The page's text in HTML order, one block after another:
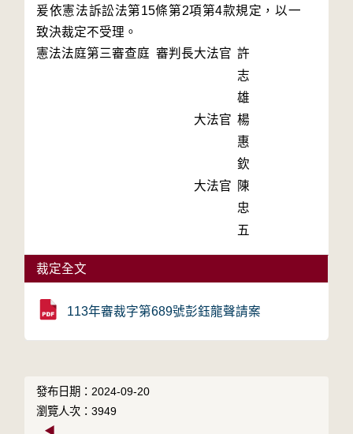
爰依憲法訴訟法第15條第2項第4款規定，以一
致決裁定不受理。
憲法法庭第三審查庭 審判長大法官 許
志
雄
大法官 楊
惠
欽
大法官
陳
忠
五
裁定全文
113年審裁字第689號彭鈺龍聲請案
發布日期：2024-09-20
瀏覽人次：3949
◀